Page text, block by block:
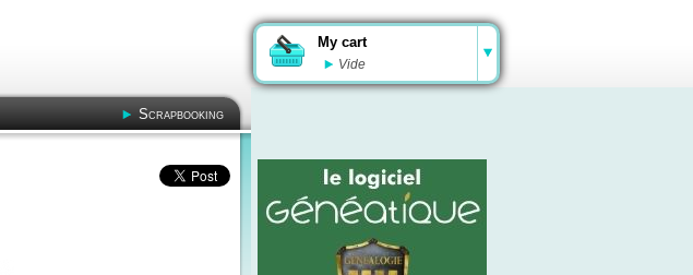
My cart
Vide
Scrapbooking